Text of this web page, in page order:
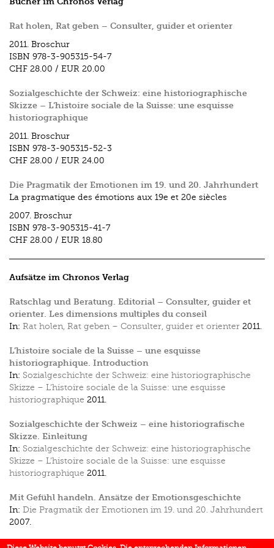
Rat holen, Rat geben – Consulter, guider et orienter
2011. Broschur
ISBN 978-3-905315-54-7
CHF 28.00 / EUR 20.00
Sozialgeschichte der Schweiz: eine historiographische
Skizze – L‘histoire sociale de la Suisse: une esquisse
historiographique
2011. Broschur
ISBN 978-3-905315-52-3
CHF 28.00 / EUR 24.00
Die Pragmatik der Emotionen im 19. und 20. Jahrhundert
La pragmatique des émotions aux 19e et 20e siècles
2007. Broschur
ISBN 978-3-905315-41-7
CHF 28.00 / EUR 18.80
Aufsätze im Chronos Verlag
Ratschlag und Beratung. Editorial – Consulter, guider et
orienter. Les dimensions multiples du conseil
In: Rat holen, Rat geben – Consulter, guider et orienter 2011.
L’histoire sociale de la Suisse – une esquisse
historiographique. Introduction
In: Sozialgeschichte der Schweiz: eine historiographische
Skizze – L‘histoire sociale de la Suisse: une esquisse
historiographique 2011.
Sozialgeschichte der Schweiz – eine historiografische
Skizze. Einleitung
In: Sozialgeschichte der Schweiz: eine historiographische
Skizze – L‘histoire sociale de la Suisse: une esquisse
historiographique 2011.
Mit Gefühl handeln. Ansätze der Emotionsgeschichte
In: Die Pragmatik der Emotionen im 19. und 20. Jahrhundert
2007.